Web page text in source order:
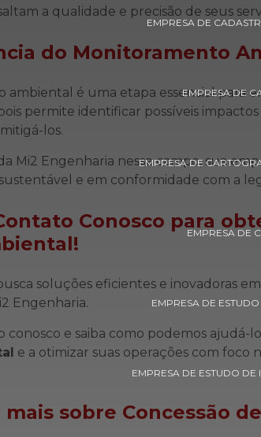
EMPRESA DE
EMPRESA DE
EMPRESA DE
EMPRESA DE
EMPRESA DE
EMPRESA DE ESTUDO
a qualidade e precisão de seus
do Monitoramento
ambiental é uma etapa essencial para
permite identificar possíveis
los.
Mi2 Engenharia nesse campo, sua
e em conformidade com a
Conosco para
!
soluções eficientes e inovadoras
Engenharia.
conosco e saiba como podemos ajudá-
e a otimizar suas operações com foco
mais sobre Concessão